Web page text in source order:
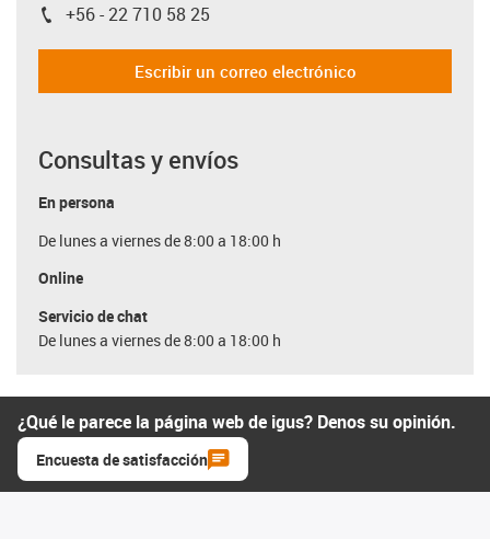
igus-icon-phone
+56 - 22 710 58 25
Escribir un correo electrónico
Consultas y envíos
En persona
De lunes a viernes de 8:00 a 18:00 h
Online
Servicio de chat
De lunes a viernes de 8:00 a 18:00 h
¿Qué le parece la página web de igus? Denos su opinión.
Encuesta de satisfacción